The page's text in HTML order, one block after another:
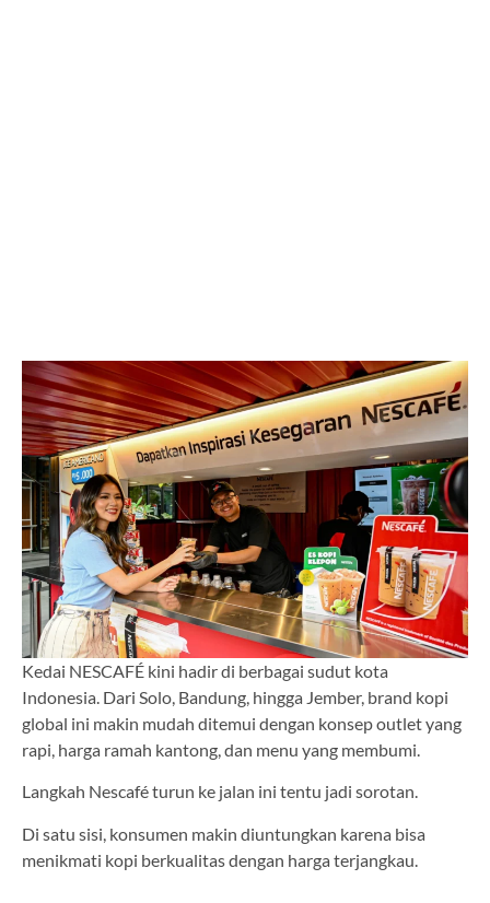
Kedai NESCAFÉ kini hadir di berbagai sudut kota
Indonesia. Dari Solo, Bandung, hingga Jember, brand kopi
global ini makin mudah ditemui dengan konsep outlet yang
rapi, harga ramah kantong, dan menu yang membumi.
Langkah Nescafé turun ke jalan ini tentu jadi sorotan.
Di satu sisi, konsumen makin diuntungkan karena bisa
menikmati kopi berkualitas dengan harga terjangkau.